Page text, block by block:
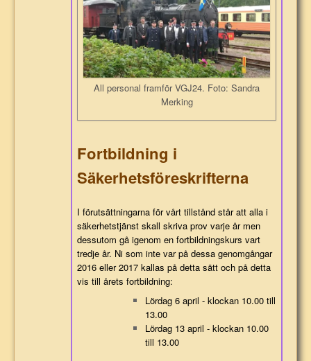
All personal framför VGJ24. Foto: Sandra
Merking
Fortbildning i
Säkerhetsföreskrifterna
I förutsättningarna för vårt tillstånd står att alla i
säkerhetstjänst skall skriva prov varje år men
dessutom gå igenom en fortbildningskurs vart
tredje år. Ni som inte var på dessa genomgångar
2016 eller 2017 kallas på detta sätt och på detta
vis till årets fortbildning:
Lördag 6 april - klockan 10.00 till
13.00
Lördag 13 april - klockan 10.00
till 13.00